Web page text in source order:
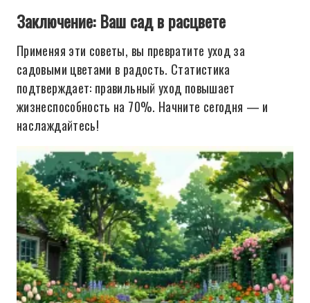
Заключение: Ваш сад в расцвете
Применяя эти советы, вы превратите уход за
садовыми цветами в радость. Статистика
подтверждает: правильный уход повышает
жизнеспособность на 70%. Начните сегодня — и
наслаждайтесь!